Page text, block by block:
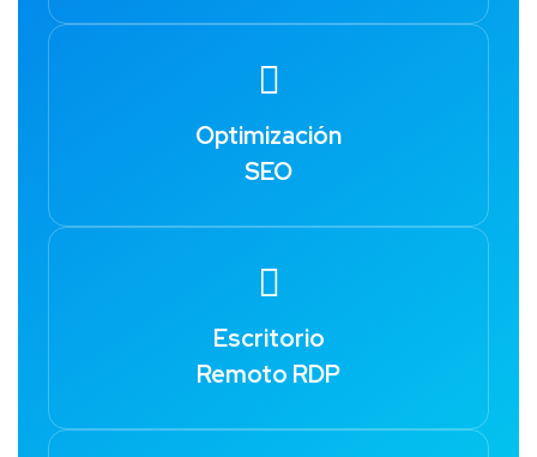
Optimización
SEO
Escritorio
Remoto RDP